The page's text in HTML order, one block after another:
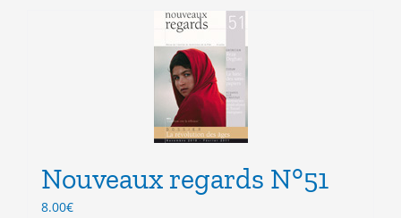
plusieurs
variations.
Les
options
peuvent
choisies
sur
page
Nouveaux regards N°51
8.00€